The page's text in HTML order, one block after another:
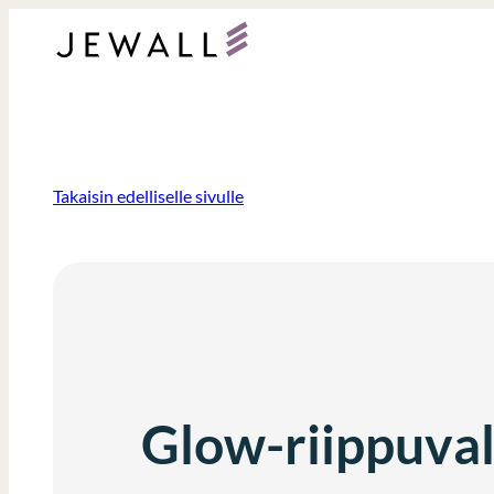
sisältöön
Takaisin edelliselle sivulle
Glow-